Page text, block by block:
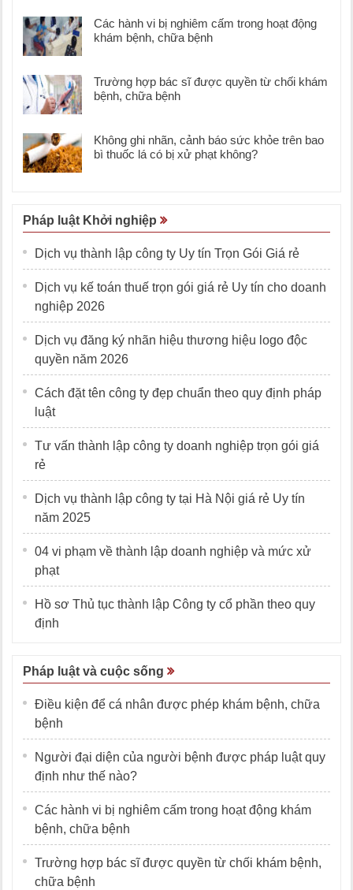
Các hành vi bị nghiêm cấm trong hoạt động
khám bệnh, chữa bệnh
Trường hợp bác sĩ được quyền từ chối khám
bệnh, chữa bệnh
Không ghi nhãn, cảnh báo sức khỏe trên bao
bì thuốc lá có bị xử phạt không?
Pháp luật Khởi nghiệp
Dịch vụ thành lập công ty Uy tín Trọn Gói Giá rẻ
Dịch vụ kế toán thuế trọn gói giá rẻ Uy tín cho doanh
nghiệp 2026
Dịch vụ đăng ký nhãn hiệu thương hiệu logo độc
quyền năm 2026
Cách đặt tên công ty đẹp chuẩn theo quy định pháp
luật
Tư vấn thành lập công ty doanh nghiệp trọn gói giá
rẻ
Dịch vụ thành lập công ty tại Hà Nội giá rẻ Uy tín
năm 2025
04 vi phạm về thành lập doanh nghiệp và mức xử
phạt
Hồ sơ Thủ tục thành lập Công ty cổ phần theo quy
định
Pháp luật và cuộc sống
Điều kiện để cá nhân được phép khám bệnh, chữa
bệnh
Người đại diện của người bệnh được pháp luật quy
định như thế nào?
Các hành vi bị nghiêm cấm trong hoạt động khám
bệnh, chữa bệnh
Trường hợp bác sĩ được quyền từ chối khám bệnh,
chữa bệnh